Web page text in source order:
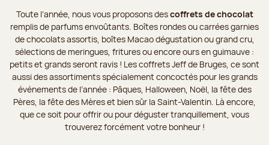
Toute l’année, nous vous proposons descoffrets de chocolat
remplis de parfums envoûtants. Boîtes rondes ou carrées garnies
de chocolats assortis, boîtes Macao dégustation ou grand cru,
sélections de meringues, fritures ou encore ours en guimauve :
petits et grands seront ravis ! Les coffrets Jeff de Bruges, ce sont
aussi des assortiments spécialement concoctés pour les grands
événements de l’année : Pâques, Halloween, Noël, la fête des
Pères, la fête des Mères et bien sûr la Saint-Valentin. Là encore,
que ce soit pour offrir ou pour déguster tranquillement, vous
trouverez forcément votre bonheur !